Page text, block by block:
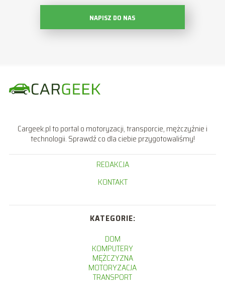
NAPISZ DO NAS
Cargeek.pl to portal o motoryzacji, transporcie, mężczyźnie i
technologii. Sprawdź co dla ciebie przygotowaliśmy!
REDAKCJA
KONTAKT
KATEGORIE:
DOM
KOMPUTERY
MĘŻCZYZNA
MOTORYZACJA
TRANSPORT